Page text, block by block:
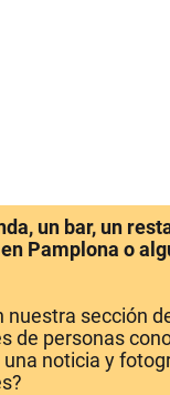
un bar, un
Pamplona o
nuestra sección
de personas
noticia y